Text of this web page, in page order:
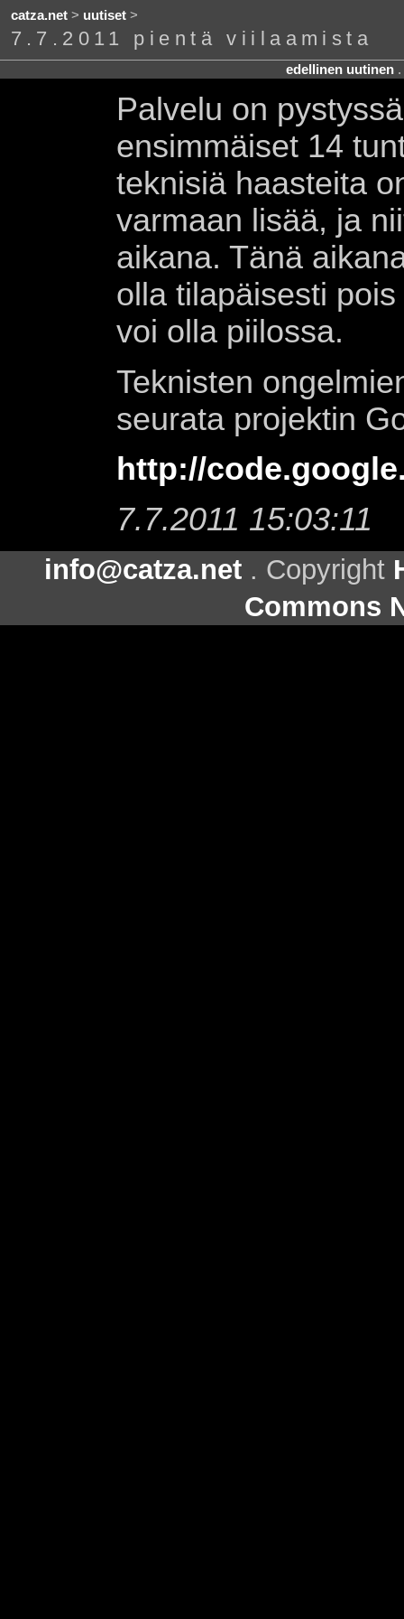
catza.net> uutiset>
7.7.2011 pientä viilaamista
edellinen uutinen.
Palvelu on
ensimmäiset 14
teknisiä haasteita
varmaan lisää, ja
aikana. Tänä
olla tilapäisesti
voi olla piilossa.
Teknisten
seurata projektin
http://
7.7.2011 15:03:11
info@catza.net . Copyright
Commons